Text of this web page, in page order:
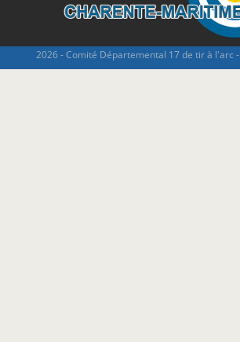
2026 - Comité Départemental 17 de tir à l'arc -